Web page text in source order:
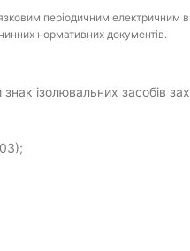
періодичним
нормативних документів.
ізолювальних засобів